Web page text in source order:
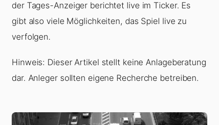
der Tages-Anzeiger berichtet live im Ticker. Es
gibt also viele Möglichkeiten, das Spiel live zu
verfolgen.
Hinweis: Dieser Artikel stellt keine Anlageberatung
dar. Anleger sollten eigene Recherche betreiben.